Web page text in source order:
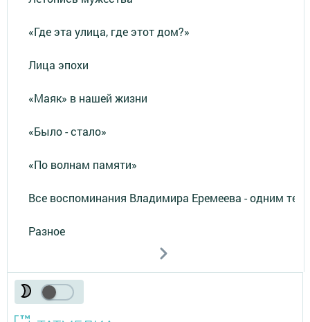
«Где эта улица, где этот дом?»
Лица эпохи
«Маяк» в нашей жизни
«Было - стало»
«По волнам памяти»
Все воспоминания Владимира Еремеева - одним
Разное